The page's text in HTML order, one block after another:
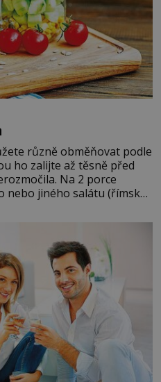
různě obměňovat podle
ho zalijte až těsně před
Na 2 porce
nebo jiného salátu (římský
4 lžíce olivového oleje ✿ 1